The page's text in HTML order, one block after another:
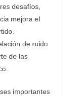
desafíos,
mejora el
de ruido
de las
importantes